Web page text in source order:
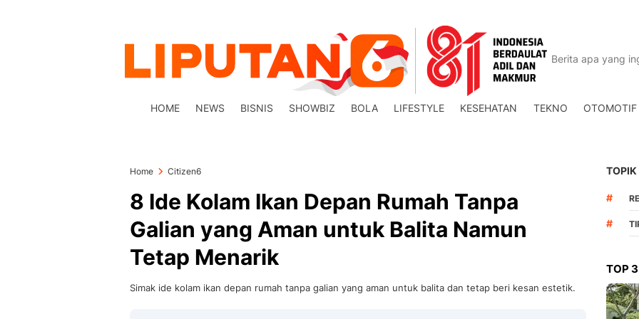
HOME NEWS BISNIS SHOWBIZ BOLA LIFESTYLE KESEHATAN TEKNO OTOMOTIF
Home Citizen6
8 Ide Kolam Ikan Depan Rumah Tanpa
Galian yang Aman untuk Balita Namun
Tetap Menarik
Simak ide kolam ikan depan rumah tanpa galian yang aman untuk balita dan tetap beri kesan estetik.
TOPIK
#
#
TOP